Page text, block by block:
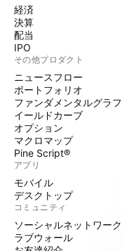
経済
決算
配当
IPO
その他プロダクト
ニュースフロー
ポートフォリオ
ファンダメンタルグラフ
イールドカーブ
オプション
マクロマップ
Pine Script®
アプリ
モバイル
デスクトップ
コミュニティ
ソーシャルネットワーク
ラブウォール